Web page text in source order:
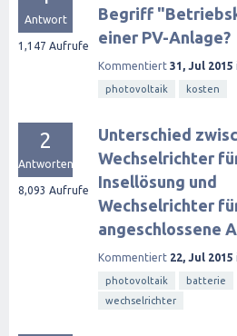
Antwort
1,147 Aufrufe
Begriff
einer PV-Anlage?
Kommentiert 31, Jul 2015
photovoltaik kosten
2
Antworten
8,093 Aufrufe
Unterschied
Wechselrichter
Insellösung und
Wechselrichter
angeschlossene
Kommentiert 22, Jul 2015
photovoltaik batterie
wechselrichter